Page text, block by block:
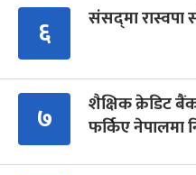
६ संसद्‍मा
७
शैक्षिक क्रेडिट
फर्किए नेपालमा